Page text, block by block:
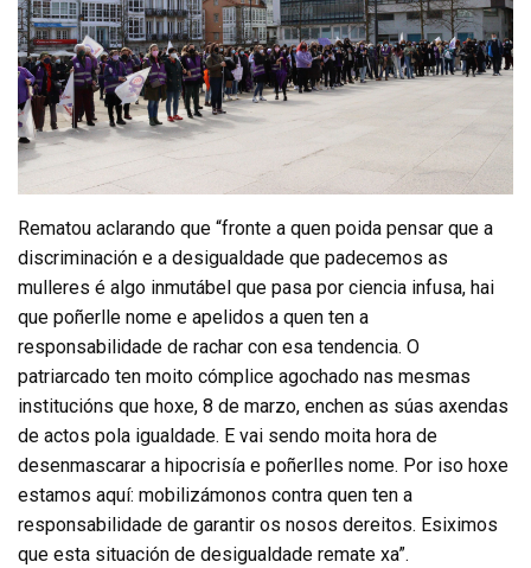
Rematou aclarando que “fronte a quen poida pensar que a
discriminación e a desigualdade que padecemos as
mulleres é algo inmutábel que pasa por ciencia infusa, hai
que poñerlle nome e apelidos a quen ten a
responsabilidade de rachar con esa tendencia. O
patriarcado ten moito cómplice agochado nas mesmas
institucións que hoxe, 8 de marzo, enchen as súas axendas
de actos pola igualdade. E vai sendo moita hora de
desenmascarar a hipocrisía e poñerlles nome. Por iso hoxe
estamos aquí: mobilizámonos contra quen ten a
responsabilidade de garantir os nosos dereitos. Esiximos
que esta situación de desigualdade remate xa”.